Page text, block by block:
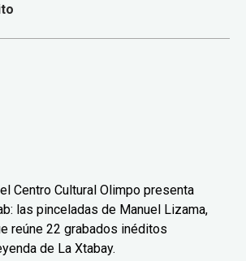
Centro Cultural Olimpo presenta
las pinceladas de Manuel Lizama,
reúne 22 grabados inéditos
de La Xtabay.